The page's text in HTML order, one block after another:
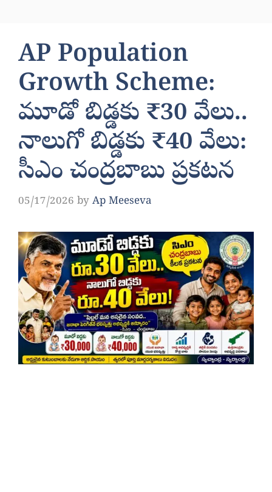
AP Population
Growth Scheme:
మూడో బిడ్డకు ₹30 వేలు..
నాలుగో బిడ్డకు ₹40 వేలు:
సీఎం చంద్రబాబు ప్రకటన
05/17/2026 by Ap Meeseva